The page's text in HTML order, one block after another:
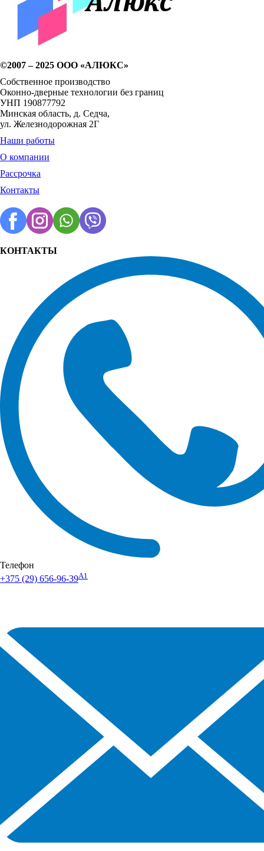
©2007 – 2025 ООО «АЛЮКС»
Собственное производство
Оконно-дверные технологии без границ
УНП 190877792
Минская область, д. Седча,
ул. Железнодорожная 2Г
Наши работы
О компании
Рассрочка
Контакты
КОНТАКТЫ
Телефон
+375 (29) 656-96-39А1